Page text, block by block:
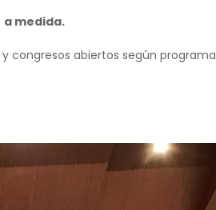
a medida.
congresos abiertos según programa